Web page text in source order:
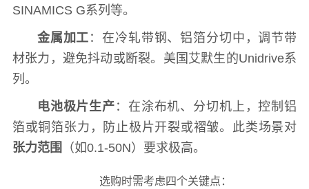
SINAMICS G系列等。
金属加工 ：在冷轧带钢、铝箔分切中，调节带
材张力，避免抖动或断裂。美国艾默生的Unidrive系
列。
电池极片生产 ：在涂布机、分切机上，控制铝
箔或铜箔张力，防止极片开裂或褶皱。此类场景对
张力范围 （如0.1-50N）要求极高。
选购时需考虑四个关键点：